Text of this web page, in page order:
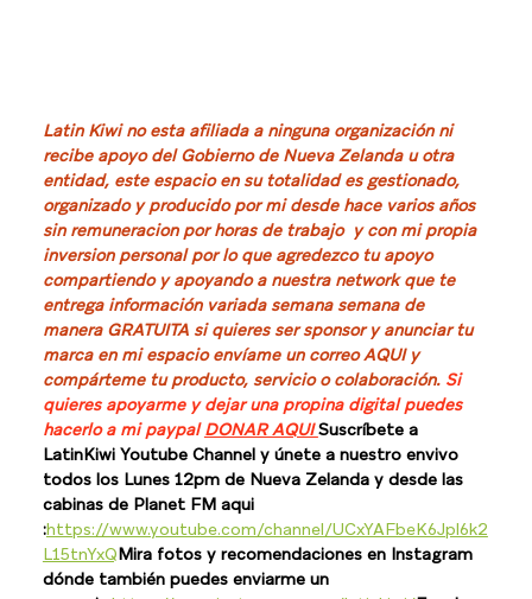
Latin Kiwi no esta afiliada a ninguna organización ni
recibe apoyo del Gobierno de Nueva Zelanda u otra
entidad, este espacio en su totalidad es gestionado,
organizado y producido por mi desde hace varios años
sin remuneracion por horas de trabajo  y con mi propia
inversion personal por lo que agredezco tu apoyo
compartiendo y apoyando a nuestra network que te
entrega información variada semana semana de
manera GRATUITA si quieres ser sponsor y anunciar tu
marca en mi espacio envíame un correo AQUI y
compárteme tu producto, servicio o colaboración. Si
quieres apoyarme y dejar una propina digital puedes
hacerlo a mi paypal DONAR AQUI Suscríbete a
LatinKiwi Youtube Channel y únete a nuestro envivo
todos los Lunes 12pm de Nueva Zelanda y desde las
cabinas de Planet FM aqui
:https://www.youtube.com/channel/UCxYAFbeK6Jpl6k2
L15tnYxQMira fotos y recomendaciones en Instagram
dónde también puedes enviarme un